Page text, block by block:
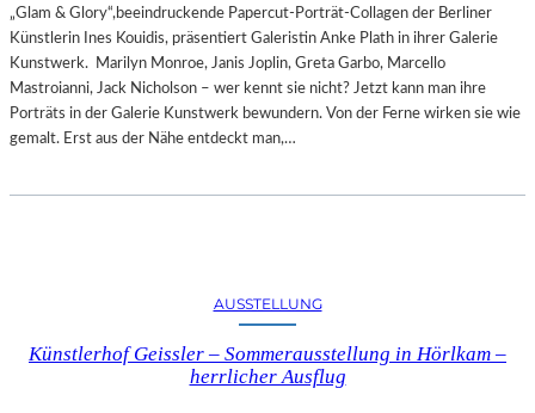
„Glam & Glory“,beeindruckende Papercut-Porträt-Collagen der Berliner
Künstlerin Ines Kouidis, präsentiert Galeristin Anke Plath in ihrer Galerie
Kunstwerk. Marilyn Monroe, Janis Joplin, Greta Garbo, Marcello
Mastroianni, Jack Nicholson – wer kennt sie nicht? Jetzt kann man ihre
Porträts in der Galerie Kunstwerk bewundern. Von der Ferne wirken sie wie
gemalt. Erst aus der Nähe entdeckt man,…
AUSSTELLUNG
Künstlerhof Geissler – Sommerausstellung in Hörlkam –
herrlicher Ausflug